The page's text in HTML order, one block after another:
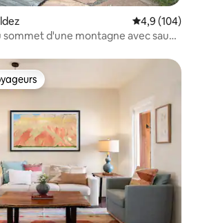
Évaluation
4,9 (104)
sommet d'une montagne avec sauna
les plus appréciés